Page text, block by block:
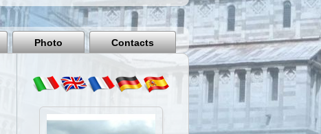
Pisa
Italy
Photo Contacts